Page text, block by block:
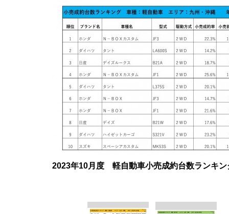
2023年10月度 軽自動車小売成約台数ランキン